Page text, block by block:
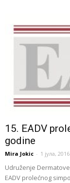
15. EADV
godine
Mira Jokic - 1 јула, 2016
Udruženje
EADV prolećnog